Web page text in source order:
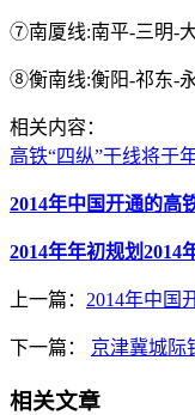
⑦南厦线:南平-三明-
⑧衡南线:衡阳-祁东-
相关内容：
高铁“四纵”干线将于
2014年中国开通的高
2014年年初规划2014
上一篇： 2014年中国
下一篇： 京津冀城际
相关文章